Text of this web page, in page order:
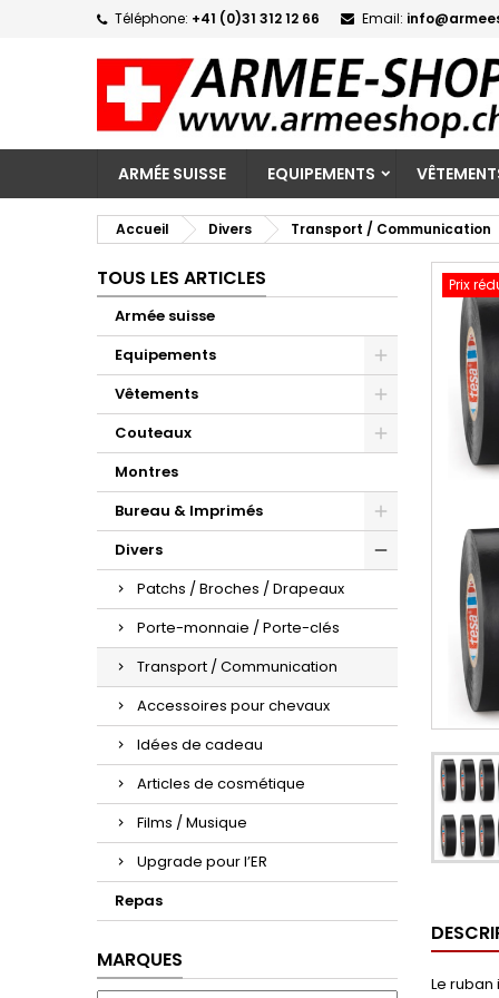
Téléphone: +41 (0)31 312 12 66 Email:
ARMÉE SUISSE EQUIPEMENTS
Accueil Divers Transport / Communication
TOUS LES ARTICLES
Armée suisse
Equipements
Vêtements
Couteaux
Montres
Bureau & Imprimés
Divers
Patchs / Broches / Drapeaux
Porte-monnaie / Porte-clés
Transport / Communication
Accessoires pour chevaux
Idées de cadeau
Articles de cosmétique
Films / Musique
Upgrade pour l’ER
Repas
MARQUES
Prix
Le
add_circle_outline